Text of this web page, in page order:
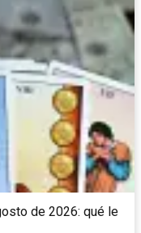
de 2026: qué le